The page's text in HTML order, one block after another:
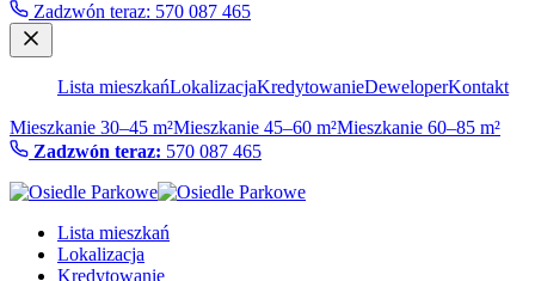
Zadzwón teraz: 570 087 465
Lista mieszkańLokalizacjaKredytowanieDeweloperKontakt
Mieszkanie 30–45 m²Mieszkanie 45–60 m²Mieszkanie 60–85 m²
Zadzwón teraz: 570 087 465
Lista mieszkań
Lokalizacja
Kredytowanie